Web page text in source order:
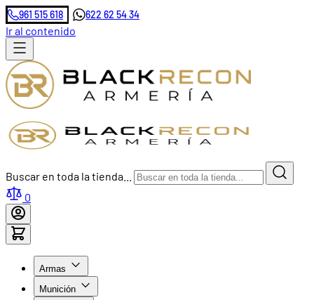
961 515 618 622 62 54 34
Ir al contenido
Buscar en toda la tienda...
0
Armas
Munición